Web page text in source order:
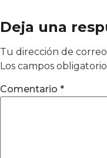
Deja una
Tu dirección de
Los campos
Comentario *